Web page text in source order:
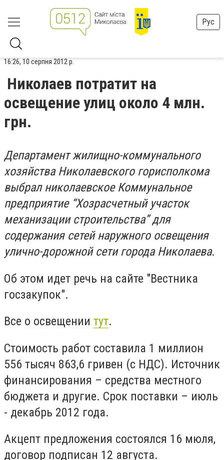
Рус
16:26, 10 серпня 2012 р.
Николаев потратит на
освещение улиц около 4 млн.
грн.
Департамент жилищно-коммунального
хозяйства Николаевского горисполкома
выбрал николаевское Коммунальное
предприятие “Хозрасчетный участок
механизации строительства” для
содержания сетей наружного освещения
улично-дорожной сети города Николаева.
Об этом идет речь на сайте "Вестника
госзакупок".
Все о освещении тут.
Стоимость работ составила 1 миллион
556 тысяч 863,6 гривен (с НДС). Источник
финансирования – средства местного
бюджета и другие. Срок поставки – июль
- декабрь 2012 года.
Акцепт предложения состоялся 16 мюля,
договор подписан 12 августа.